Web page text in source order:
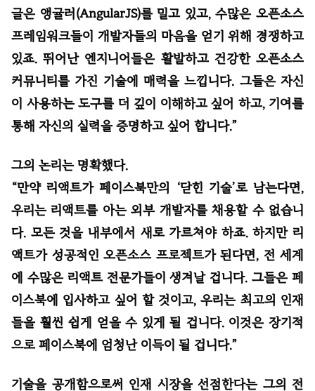
글은 앵귤러(AngularJS)를 밀고 있고, 수많은 오픈소스
프레임워크들이 개발자들의 마음을 얻기 위해 경쟁하고
있죠. 뛰어난 엔지니어들은 활발하고 건강한 오픈소스
커뮤니티를 가진 기술에 매력을 느낍니다. 그들은 자신
이 사용하는 도구를 더 깊이 이해하고 싶어 하고, 기여를
통해 자신의 실력을 증명하고 싶어 합니다.”
그의 논리는 명확했다.
“만약 리액트가 페이스북만의 ‘닫힌 기술’로 남는다면,
우리는 리액트를 아는 외부 개발자를 채용할 수 없습니
다. 모든 것을 내부에서 새로 가르쳐야 하죠. 하지만 리
액트가 성공적인 오픈소스 프로젝트가 된다면, 전 세계
에 수많은 리액트 전문가들이 생겨날 겁니다. 그들은 페
이스북에 입사하고 싶어 할 것이고, 우리는 최고의 인재
들을 훨씬 쉽게 얻을 수 있게 될 겁니다. 이것은 장기적
으로 페이스북에 엄청난 이득이 될 겁니다.”
기술을 공개함으로써 인재 시장을 선점한다는 그의 전